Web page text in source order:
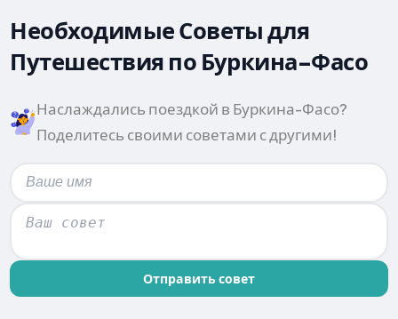
Необходимые Советы для
Путешествия по Буркина-Фасо
Наслаждались поездкой в Буркина-Фасо?
Поделитесь своими советами с другими!
Отправить совет